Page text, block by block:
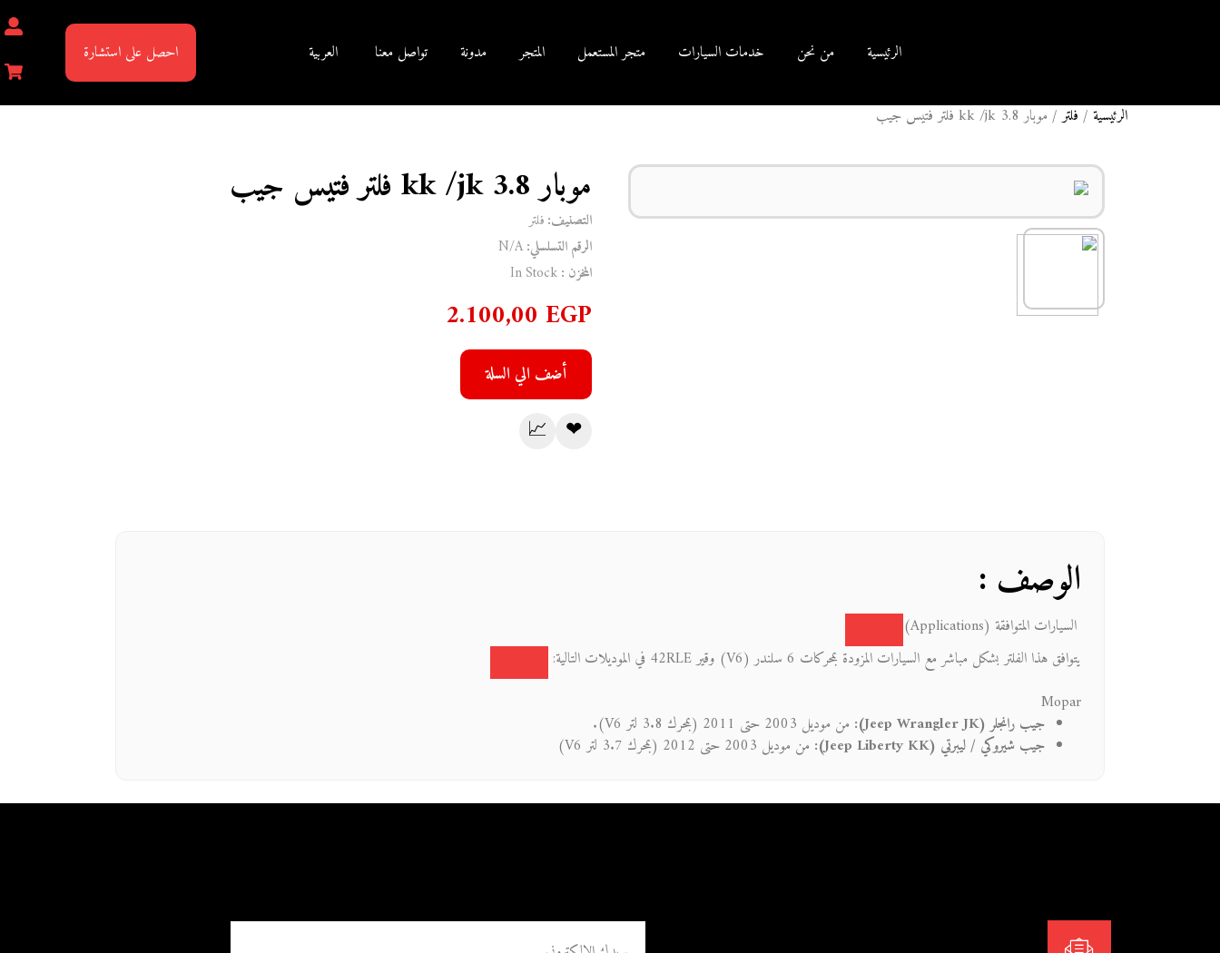
الرئيسية من نحن خدمات السيارات متجر المستعمل المتجر مدونة تواصل معنا العربية احصل على استشارة
الرئيسية / فلتر/ موبار kk /jk 3.8 فلتر فتيس جيب
موبار kk /jk 3.8 فلتر فتيس جيب
التصنيف:فلتر
الرقم التسلسلي:
المخزن :
2.100,00 EGP
أضف الي السلة
❤
📈
الوصف :
السيارات المتوافقة (Applications)
يتوافق هذا الفلتر بشكل مباشر مع السيارات المزودة بمحركات 6 سلندر (V6) وقير 42RLE في الموديلات التالية:
Mopar
جيب رانجلر (Jeep Wrangler JK):
من موديل 2003 حتى 2011 (بمحرك 3.8 لتر V6).
جيب شيروكي / ليبرتي (Jeep Liberty KK):
من موديل 2003 حتى 2012 (بمحرك 3.7 لتر V6)